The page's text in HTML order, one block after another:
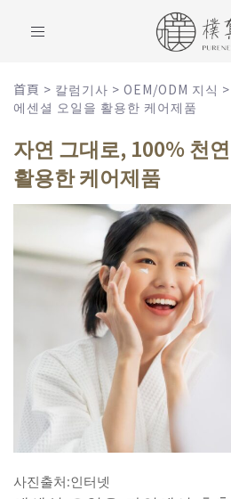
Toggle
首頁 > 칼럼기사 > OEM/ODM 지식 >
에센셜 오일을 활용한 케어제품
자연 그대로, 100% 천
활용한 케어제품
사진출처:인터넷